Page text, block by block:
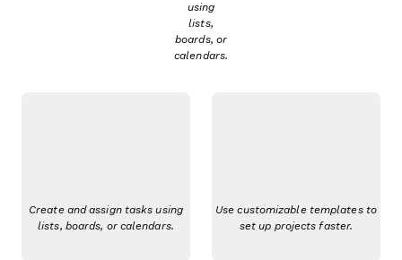
using
lists,
boards, or
calendars.
Create and assign tasks using
lists, boards, or calendars.
Use customizable templates to
set up projects faster.